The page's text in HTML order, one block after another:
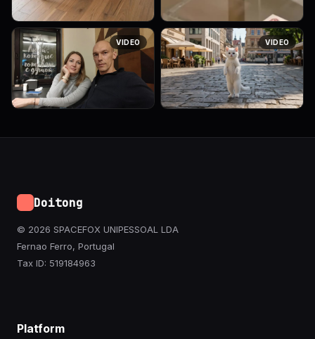
работники
профессионально
упаковывают мебель,
улыбаются, царит
атмосфера спокойствия и
профессионализма
Замени мужчину в видео на
женщину, доллары на
пятитысячные рубли
VIDEO
фотографии.
VIDEO
Doitong
© 2026 SPACEFOX UNIPESSOAL LDA
Fernao Ferro, Portugal
Tax ID: 519184963
Platform